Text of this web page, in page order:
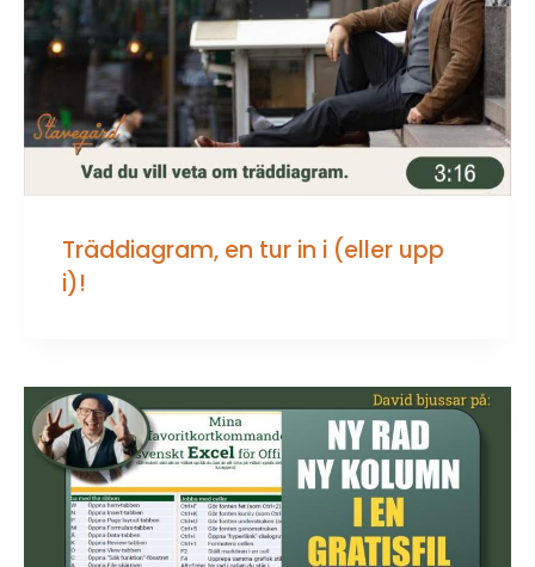
Träddiagram, en tur in i (eller upp
i)!